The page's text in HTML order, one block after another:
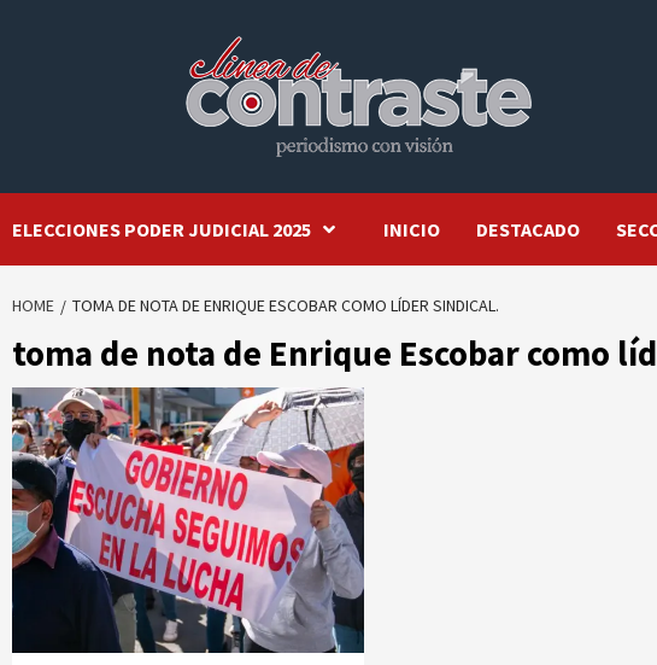
ELECCIONES PODER JUDICIAL 2025 INICIO DESTACADO
HOME TOMA DE NOTA DE ENRIQUE ESCOBAR COMO LÍDER SINDICAL.
toma de nota de Enrique Escobar como